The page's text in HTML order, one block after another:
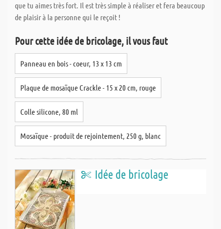
que tu aimes très fort. Il est très simple à réaliser et fera beaucoup
de plaisir à la personne qui le reçoit !
Pour cette idée de bricolage, il vous faut
Panneau en bois - coeur, 13 x 13 cm
Plaque de mosaïque Crackle - 15 x 20 cm, rouge
Colle silicone, 80 ml
Mosaïque - produit de rejointement, 250 g, blanc
Idée de bricolage